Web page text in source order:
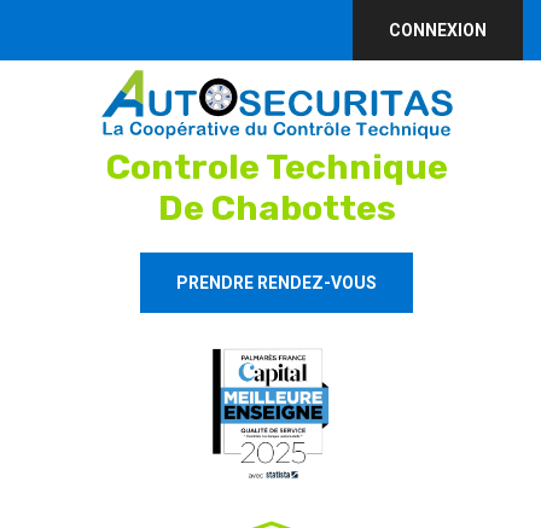
CONNEXION
Controle Technique
De Chabottes
PRENDRE RENDEZ-VOUS